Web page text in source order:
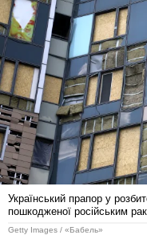
Український прапор у
пошкодженої російським
Getty Images / «Бабель»